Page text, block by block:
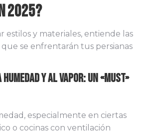
2025?
estilos y materiales, entiende las
que se enfrentarán tus persianas
y al Vapor: Un «Must»
especialmente en ciertas
o cocinas con ventilación